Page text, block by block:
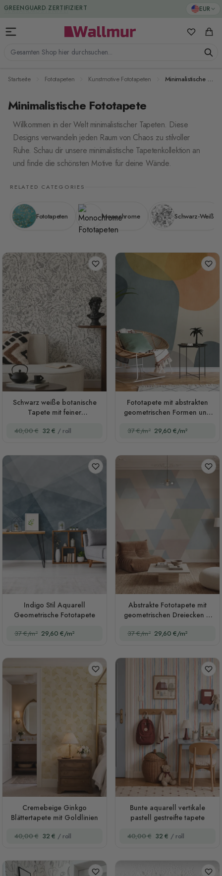
Zum Inhalt springen EUR
Gesamten Shop hier durchsuchen...
Meine
GREENGUARD ZERTIFIZIERT
Startseite Fototapeten Kunstmotive Fototapeten Minimalistische Fototapete
Minimalistische Fototapete
Willkommen in der Welt minimalistischer Tapeten. Diese
Designs verwandeln jeden Raum von Chaos zu stilvoller
Ruhe. Schau dir unsere minimalistische Tapetenkollektion an
und finde die schönsten Motive für deine Wände.
RELATED CATEGORIES
Fototapeten Monochrome Schwarz-Weiß
Schwarz weiße botanische
Tapete mit feiner
40,00 € 32 € / roll
Fototapete mit abstrakten
geometrischen Formen und
37 €/m² 29,60 €/m²
Indigo Stil Aquarell
Geometrische Fototapete
37 €/m² 29,60 €/m²
Abstrakte Fototapete mit
geometrischen Dreiecken in
37 €/m² 29,60 €/m²
Cremebeige Ginkgo
Blättertapete mit Goldlinien
40,00 € 32 € / roll
Bunte aquarell vertikale
pastell gestreifte tapete
40,00 € 32 € / roll